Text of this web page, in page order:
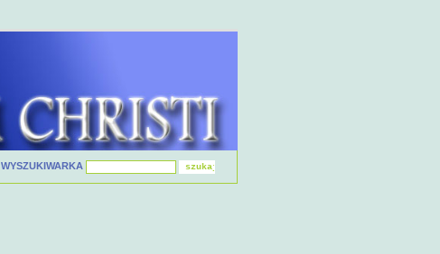
WYSZUKIWARKA